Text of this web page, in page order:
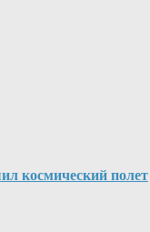
космический полет